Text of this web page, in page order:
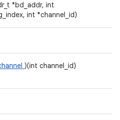
*bd_addr, int
int *channel_id)
)(int channel_id)